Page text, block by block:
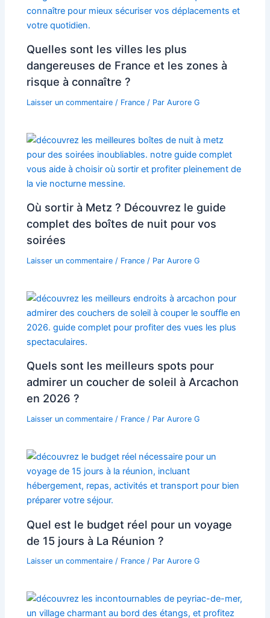
Quelles sont les villes les plus
dangereuses de France et les zones à
risque à connaître ?
Laisser un commentaire / France / ParAurore G
Où sortir à Metz ? Découvrez le guide
complet des boîtes de nuit pour vos
soirées
Laisser un commentaire / France / ParAurore G
Quels sont les meilleurs spots pour
admirer un coucher de soleil à Arcachon
en 2026 ?
Laisser un commentaire / France / ParAurore G
Quel est le budget réel pour un voyage
de 15 jours à La Réunion ?
Laisser un commentaire / France / ParAurore G